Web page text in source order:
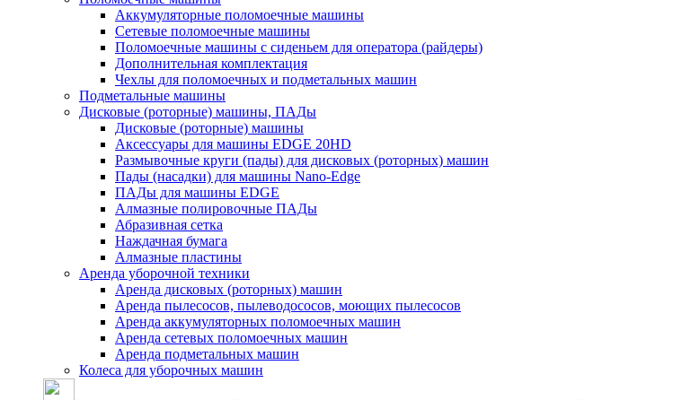
Аккумуляторные поломоечные машины
Сетевые поломоечные машины
Поломоечные машины с сиденьем для оператора (райдеры)
Дополнительная комплектация
Чехлы для поломоечных и подметальных машин
Подметальные машины
Дисковые (роторные) машины, ПАДы
Дисковые (роторные) машины
Аксессуары для машины EDGE 20HD
Размывочные круги (пады) для дисковых (роторных) машин
Пады (насадки) для машины Nano-Edge
ПАДы для машины EDGE
Алмазные полировочные ПАДы
Абразивная сетка
Наждачная бумага
Алмазные пластины
Аренда уборочной техники
Аренда дисковых (роторных) машин
Аренда пылесосов, пылеводососов, моющих пылесосов
Аренда аккумуляторных поломоечных машин
Аренда сетевых поломоечных машин
Аренда подметальных машин
Колеса для уборочных машин